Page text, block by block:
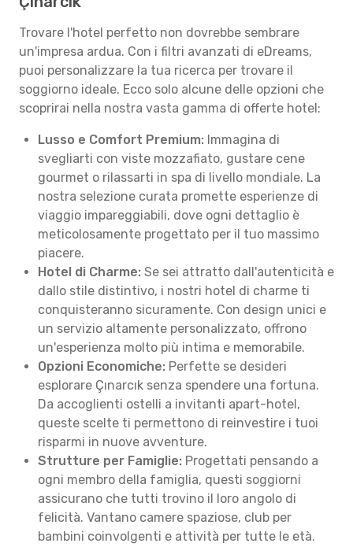
Trovare l'hotel perfetto non dovrebbe sembrare
un'impresa ardua. Con i filtri avanzati di eDreams,
puoi personalizzare la tua ricerca per trovare il
soggiorno ideale. Ecco solo alcune delle opzioni che
scoprirai nella nostra vasta gamma di offerte hotel:
Lusso e Comfort Premium: Immagina di
svegliarti con viste mozzafiato, gustare cene
gourmet o rilassarti in spa di livello mondiale. La
nostra selezione curata promette esperienze di
viaggio impareggiabili, dove ogni dettaglio è
meticolosamente progettato per il tuo massimo
piacere.
Hotel di Charme: Se sei attratto dall'autenticità e
dallo stile distintivo, i nostri hotel di charme ti
conquisteranno sicuramente. Con design unici e
un servizio altamente personalizzato, offrono
un'esperienza molto più intima e memorabile.
Opzioni Economiche: Perfette se desideri
esplorare Çınarcık senza spendere una fortuna.
Da accoglienti ostelli a invitanti apart-hotel,
queste scelte ti permettono di reinvestire i tuoi
risparmi in nuove avventure.
Strutture per Famiglie: Progettati pensando a
ogni membro della famiglia, questi soggiorni
assicurano che tutti trovino il loro angolo di
felicità. Vantano camere spaziose, club per
bambini coinvolgenti e attività per tutte le età.